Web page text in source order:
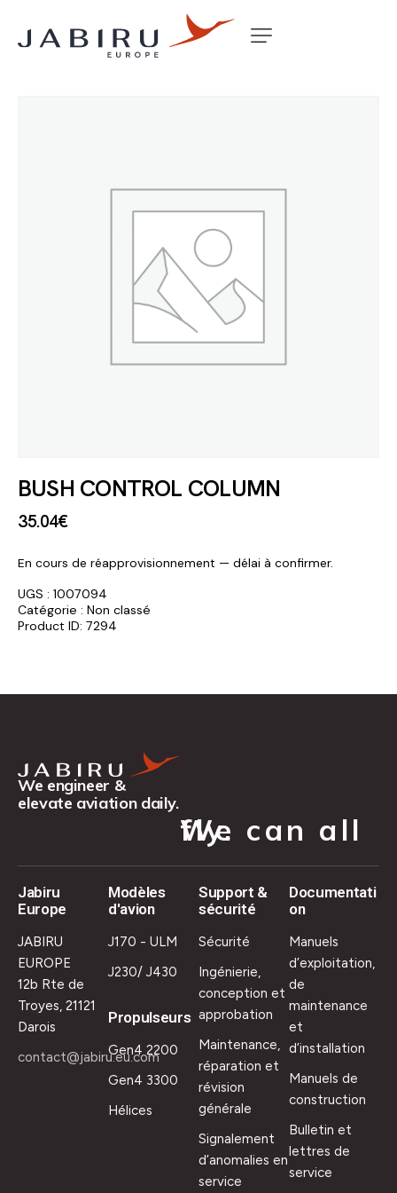
Accueil Non classé
BUSH CONTROL COLUMN
35.04€
En cours de réapprovisionnement — délai à confirmer.
UGS : 1007094
Catégorie : Non classé
Product ID: 7294
We engineer &
elevate aviation daily.
We can all fly.
Jabiru
Europe
JABIRU
EUROPE
12b Rte de
Troyes, 21121
Darois
contact@jabiru.eu.com
Modèles
d'avion
J170 - ULM
J230/ J430
Propulseurs
Gen4 2200
Gen4 3300
Hélices
Support &
sécurité
Sécurité
Ingénierie,
conception et
approbation
Maintenance,
réparation et
révision
générale
Signalement
d’anomalies en
service
Documentati
on
Manuels
d’exploitation,
de
maintenance
et
d’installation
Manuels de
construction
Bulletin et
lettres de
service